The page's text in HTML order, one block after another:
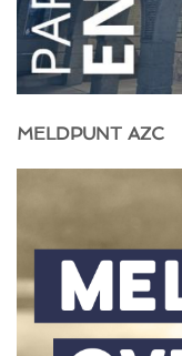
MELDPUNT AZC